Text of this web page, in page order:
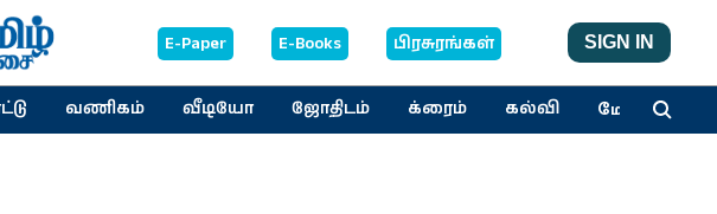
E-Paper E-Books பிரசுரங்கள் SIGN IN
வணிகம் வீடியோ ஜோதிடம் க்ரைம் கல்வி மேலும்